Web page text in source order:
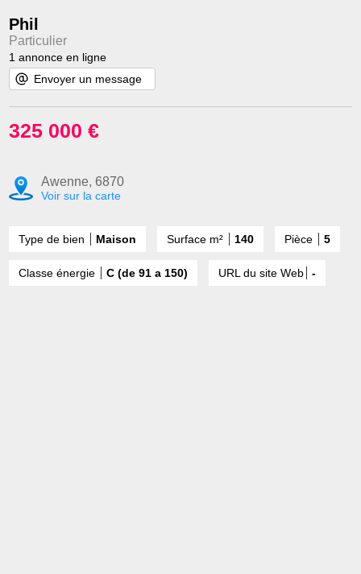
Phil
Particulier
1 annonce en ligne
Envoyer un message
325 000 €
Awenne, 6870
Voir sur la carte
Type de bien Maison Surface m² 140 Pièce 5
Classe énergie C (de 91 a 150) URL du site Web -